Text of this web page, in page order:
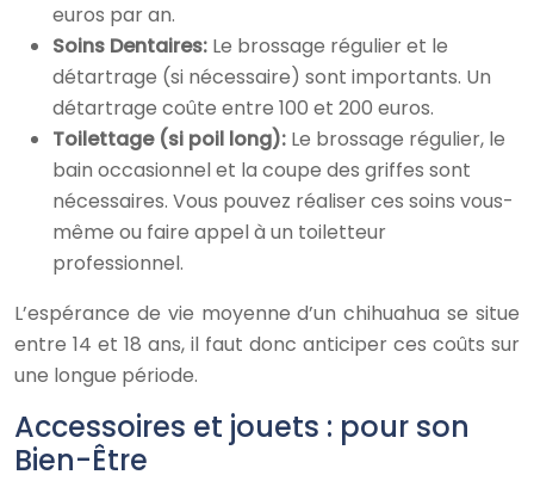
euros par an.
Soins Dentaires: Le brossage régulier et le
détartrage (si nécessaire) sont importants. Un
détartrage coûte entre 100 et 200 euros.
Toilettage (si poil long): Le brossage régulier, le
bain occasionnel et la coupe des griffes sont
nécessaires. Vous pouvez réaliser ces soins vous-
même ou faire appel à un toiletteur
professionnel.
L’espérance de vie moyenne d’un chihuahua se situe
entre 14 et 18 ans, il faut donc anticiper ces coûts sur
une longue période.
Accessoires et jouets : pour son
Bien-Être